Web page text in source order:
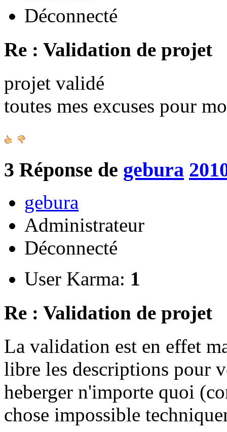
Déconnecté
Re : Validation de projet
projet validé
toutes mes excuses pour
3 Réponse de gebura
gebura
Administrateur
Déconnecté
User Karma: 1
Re : Validation de projet
La validation est en effet
libre les descriptions pour
heberger n'importe quoi
chose impossible